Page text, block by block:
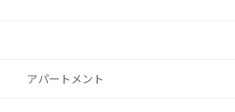
アパートメント